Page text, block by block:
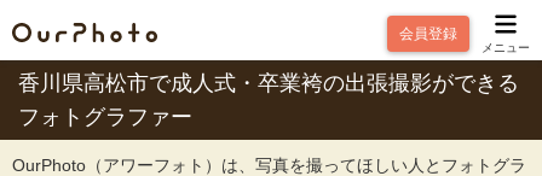
会員登録
メニュー
香川県高松市で成人式・卒業袴の出張撮影ができる
フォトグラファー
OurPhoto（アワーフォト）は、写真を撮ってほしい人とフォトグラ